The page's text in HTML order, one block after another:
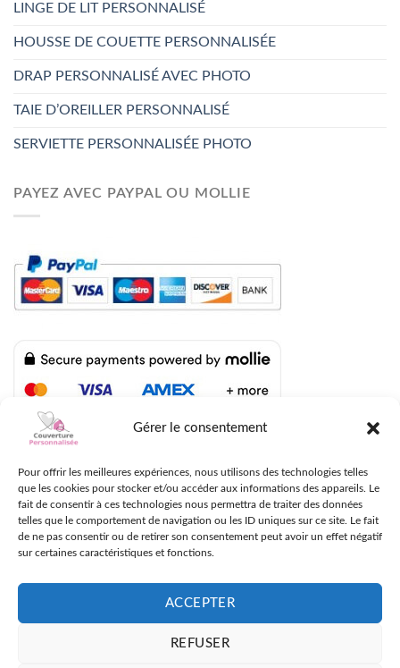
Gérer le consentement
Pour offrir les meilleures expériences, nous utilisons des technologies telles
que les cookies pour stocker et/ou accéder aux informations des appareils. Le
fait de consentir à ces technologies nous permettra de traiter des données
telles que le comportement de navigation ou les ID uniques sur ce site. Le fait
de ne pas consentir ou de retirer son consentement peut avoir un effet négatif
sur certaines caractéristiques et fonctions.
ACCEPTER
REFUSER
LINGE DE LIT PERSONNALISÉ
HOUSSE DE COUETTE PERSONNALISÉE
DRAP PERSONNALISÉ AVEC PHOTO
TAIE D’OREILLER PERSONNALISÉ
SERVIETTE PERSONNALISÉE PHOTO
PAYEZ AVEC PAYPAL OU MOLLIE
LIVRAISON RAPIDE AVEC UPS, DPD ET FEDEX